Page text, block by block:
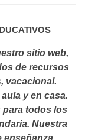
sitio web,
de recursos
vacacional.
y en casa.
todos los
Nuestra
enseñanza